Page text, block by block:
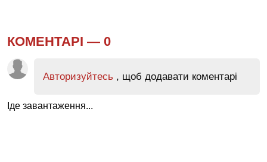
КОМЕНТАРІ — 0
Авторизуйтесь , щоб додавати коментарі
Іде завантаження...